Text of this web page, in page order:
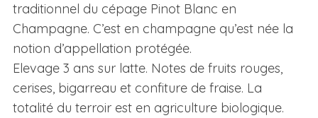
traditionnel du cépage Pinot Blanc en
Champagne. C’est en champagne qu’est née la
notion d’appellation protégée.
Elevage 3 ans sur latte. Notes de fruits rouges,
cerises, bigarreau et confiture de fraise. La
totalité du terroir est en agriculture biologique.